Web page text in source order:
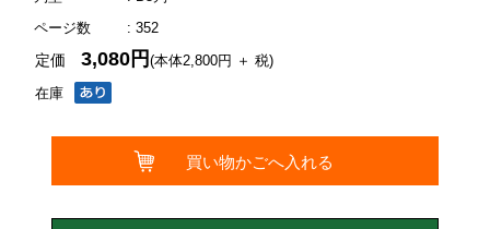
ページ数
: 352
在庫
定価3,080円(本体2,800円 ＋ 税)